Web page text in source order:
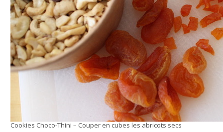
Cookies Choco-Thini – Couper en cubes les abricots secs